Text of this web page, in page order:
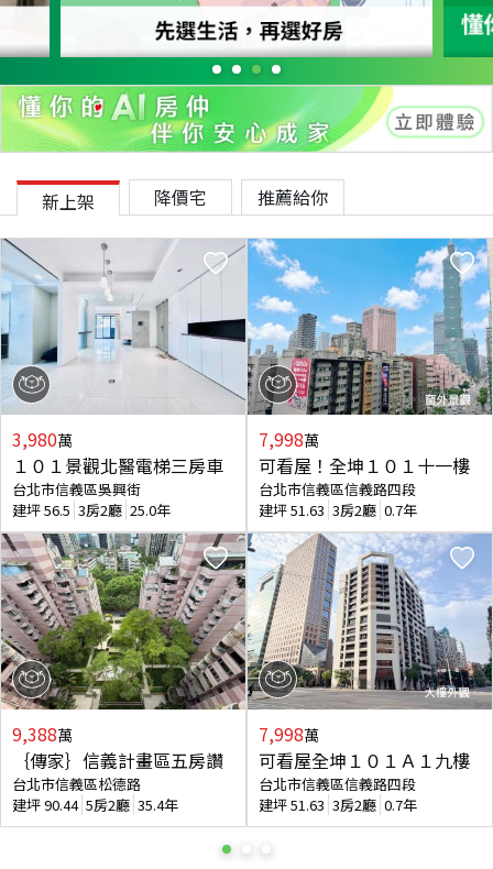
新上架 降價宅 推薦給你
3,980萬
１０１景觀北醫電梯三房車
台北市信義區吳興街
建坪56.5 3房2廳 25.0年
9,388萬
｛傳家｝信義計畫區五房讚
台北市信義區松德路
建坪90.44 5房2廳 35.4年
7,998萬
可看屋！全坤１０１十一樓
台北市信義區信義路四段
建坪51.63 3房2廳 0.7年
7,998萬
可看屋全坤１０１Ａ１九樓
台北市信義區信義路四段
建坪51.63 3房2廳 0.7年